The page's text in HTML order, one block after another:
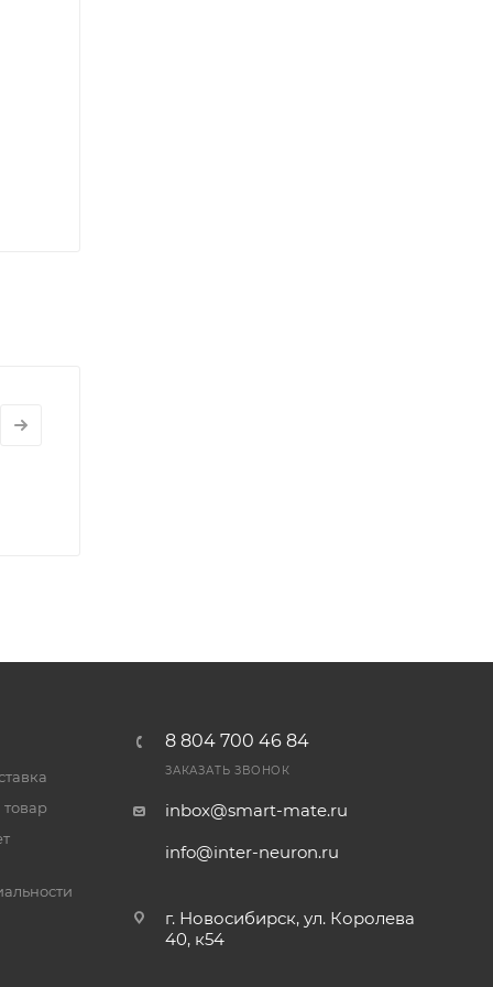
8 804 700 46 84
ЗАКАЗАТЬ ЗВОНОК
inbox@smart-mate.ru
info@inter-neuron.ru
г. Новосибирск, ул. Королева
40, к54